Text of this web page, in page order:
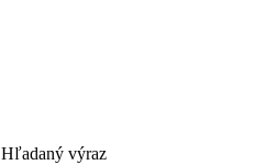
Hľadaný výraz